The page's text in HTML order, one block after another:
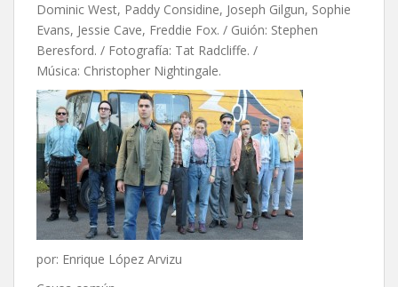
Dominic West, Paddy Considine, Joseph Gilgun, Sophie
Evans, Jessie Cave, Freddie Fox. / Guión: Stephen
Beresford. / Fotografía: Tat Radcliffe. /
Música: Christopher Nightingale.
por: Enrique López Arvizu